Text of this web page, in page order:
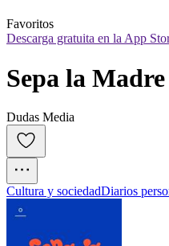
Favoritos
Descarga gratuita en la App
Sepa la Madre
Dudas Media
Cultura y sociedadDiarios